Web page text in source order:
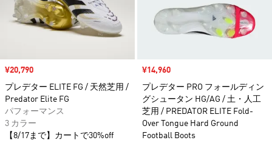
セール価格
¥20,790
プレデター ELITE FG / 天然芝用 /
Predator Elite FG
パフォーマンス
3 カラー
【8/17まで】カートで30%off
セール価格
¥14,960
プレデター PRO フォールディン
グシュータン HG/AG / 土・人工
芝用 / PREDATOR ELITE Fold-
Over Tongue Hard Ground
Football Boots